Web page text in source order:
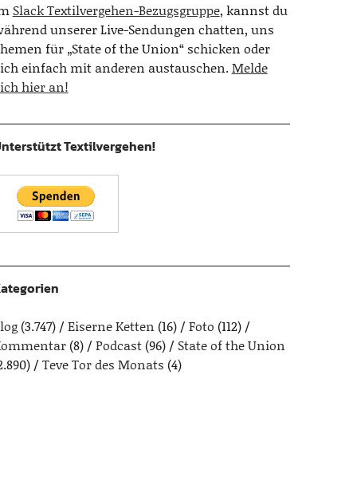
Slack Textilvergehen-Bezugsgruppe, kannst du
unserer Live-Sendungen chatten, uns
für „State of the Union“ schicken oder
einfach mit anderen austauschen.Melde
hier an!
Textilvergehen!
(3.747) Eiserne Ketten (16) Foto (112)
(8) Podcast(96)
State of the Union
Teve Tor des Monats (4)